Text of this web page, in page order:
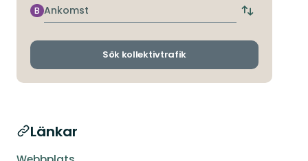
hållplats
Ankomst
B
Byt
och
Sök kollektivtrafik
Länkar